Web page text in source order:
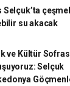
Selçuk’ta
su akacak
ve Kültür
Selçuk